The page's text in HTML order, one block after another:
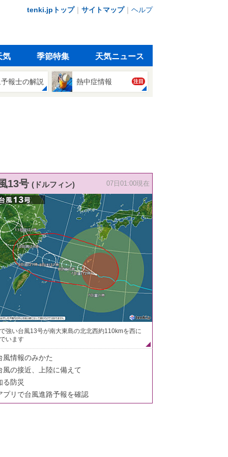
tenki.jpトップ｜ サイトマップ｜ ヘルプ
気 季節特集 天気ニュース
報士の解説 熱中症情報 注目
13号 (ドルフィン) 07日01:00現在
強い台風13号が南大東島の北北西約110kmを西に
います
風情報のみかた
風の接近、上陸に備えて
る防災
プリで台風進路予報を確認